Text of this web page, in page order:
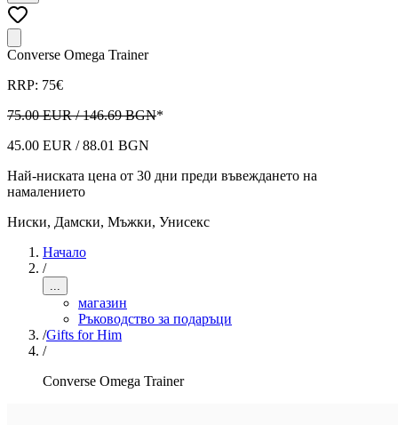
Converse Omega Trainer
RRP: 75€
75.00 EUR / 146.69 BGN*
45.00 EUR / 88.01 BGN
Най-ниската цена от 30 дни преди въвеждането на
намалението
Ниски, Дамски, Мъжки, Унисекс
Начало
/
...
магазин
Ръководство за подаръци
/Gifts for Him
/
Converse Omega Trainer